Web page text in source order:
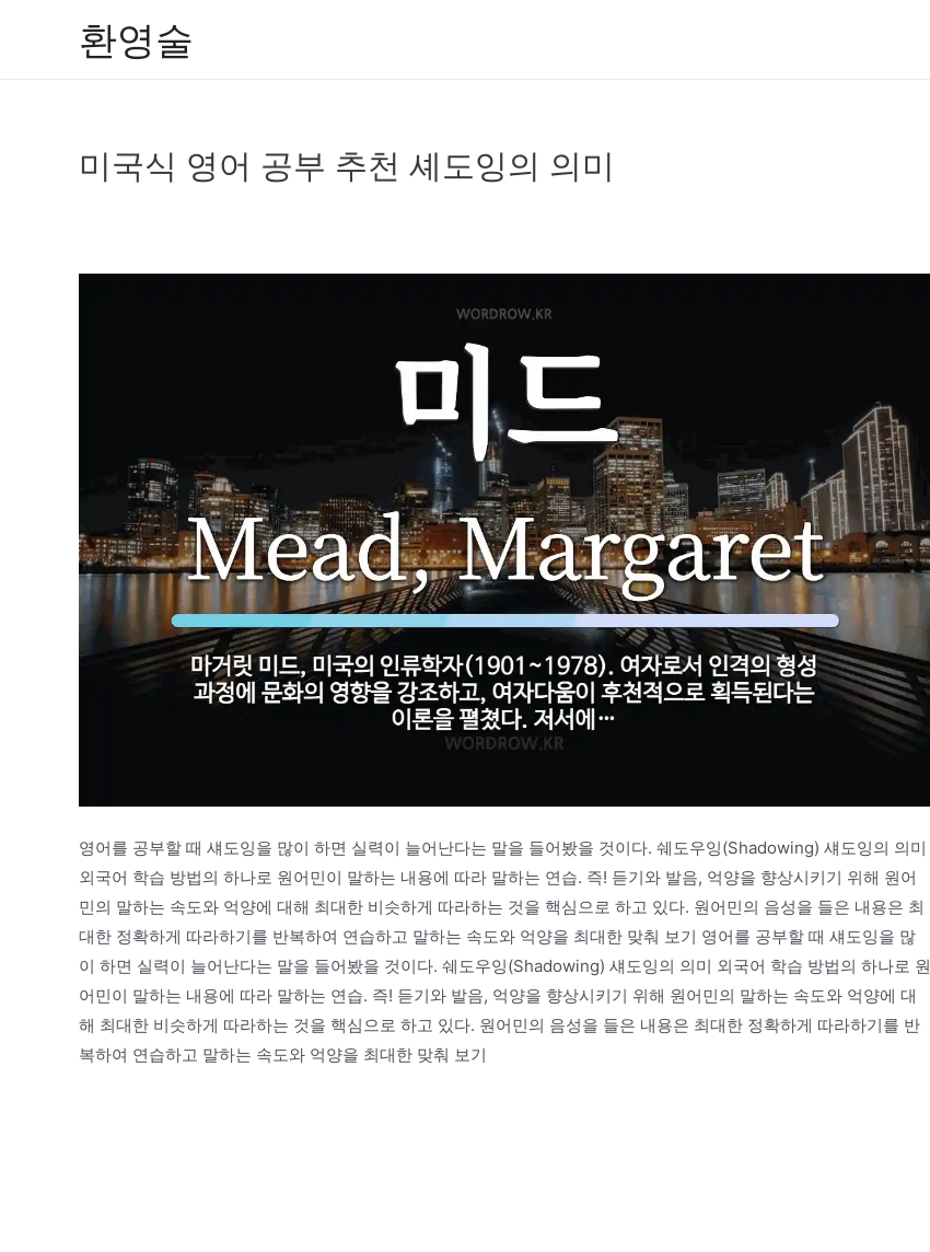
환영술
미국식 영어 공부 추천 셰도잉의 의미
영어를 공부할 때 섀도잉을 많이 하면 실력이 늘어난다는 말을 들어봤을 것이다. 쉐도우잉(Shadowing) 섀도잉의 의미
외국어 학습 방법의 하나로 원어민이 말하는 내용에 따라 말하는 연습. 즉! 듣기와 발음, 억양을 향상시키기 위해 원어
민의 말하는 속도와 억양에 대해 최대한 비슷하게 따라하는 것을 핵심으로 하고 있다. 원어민의 음성을 들은 내용은 최
대한 정확하게 따라하기를 반복하여 연습하고 말하는 속도와 억양을 최대한 맞춰 보기 영어를 공부할 때 섀도잉을 많
이 하면 실력이 늘어난다는 말을 들어봤을 것이다. 쉐도우잉(Shadowing) 섀도잉의 의미 외국어 학습 방법의 하나로 원
어민이 말하는 내용에 따라 말하는 연습. 즉! 듣기와 발음, 억양을 향상시키기 위해 원어민의 말하는 속도와 억양에 대
해 최대한 비슷하게 따라하는 것을 핵심으로 하고 있다. 원어민의 음성을 들은 내용은 최대한 정확하게 따라하기를 반
복하여 연습하고 말하는 속도와 억양을 최대한 맞춰 보기